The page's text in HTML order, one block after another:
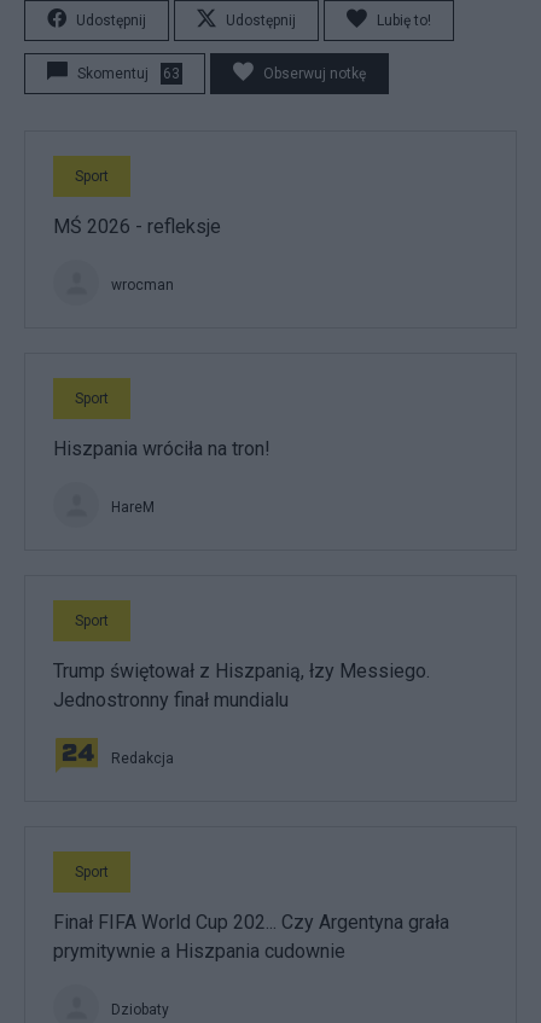
Udostępnij Udostępnij Lubię to!
Skomentuj 63 Obserwuj notkę
Sport
MŚ 2026 - refleksje
wrocman
Sport
Hiszpania wróciła na tron!
HareM
Sport
Trump świętował z Hiszpanią, łzy Messiego.
Jednostronny finał mundialu
Redakcja
Sport
Finał FIFA World Cup 202... Czy Argentyna grała
prymitywnie a Hiszpania cudownie
Dziobaty